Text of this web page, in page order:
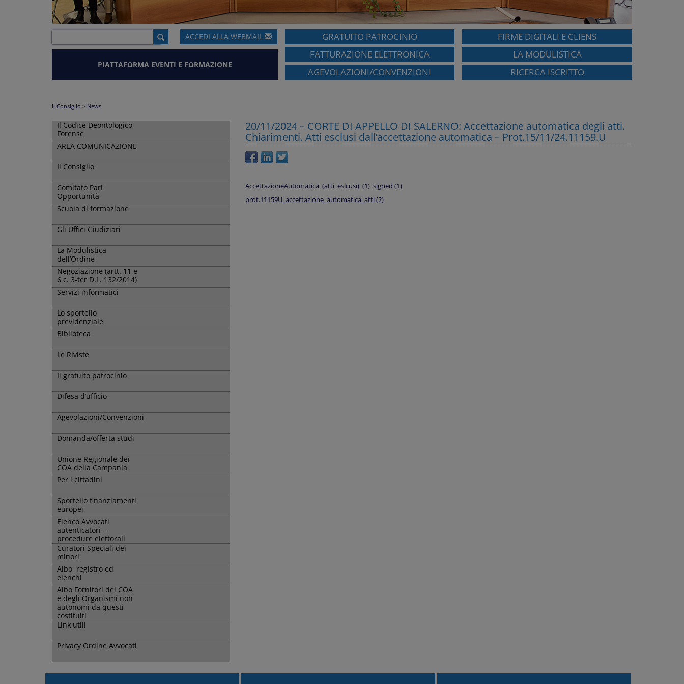
ACCEDI ALLAWEBMAIL
PIATTAFORMA EVENTI E FORMAZIONE
GRATUITO PATROCINIO
FIRME DIGITALI E CLIENS
FATTURAZIONE ELETTRONICA
LA MODULISTICA
AGEVOLAZIONI/CONVENZIONI
RICERCA ISCRITTO
Il Consiglio > News
Il Codice Deontologico
Forense
AREA COMUNICAZIONE
Il Consiglio
Comitato Pari
Opportunità
Scuola di formazione
Gli Uffici Giudiziari
La Modulistica
dell’Ordine
Negoziazione (artt. 11 e
6 c. 3-ter D.L. 132/2014)
Servizi informatici
Lo sportello
previdenziale
Biblioteca
Le Riviste
Il gratuito patrocinio
Difesa d’ufficio
Agevolazioni/Convenzioni
Domanda/offerta studi
Unione Regionale dei
COA della Campania
Per i cittadini
Sportello finanziamenti
europei
Elenco Avvocati
autenticatori –
procedure elettorali
Curatori Speciali dei
minori
Albo, registro ed
elenchi
Albo Fornitori del COA
e degli Organismi non
autonomi da questi
costituiti
Link utili
Privacy Ordine Avvocati
20/11/2024 – CORTE DI APPELLO DI SALERNO: Accettazione automatica degli atti.
Chiarimenti. Atti esclusi dall’accettazione automatica – Prot.15/11/24.11159.U
AccettazioneAutomatica_(atti_eslcusi)_(1)_signed (1)
prot.11159U_accettazione_automatica_atti (2)